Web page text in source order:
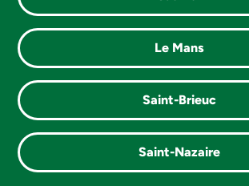
Le Mans
Saint-Brieuc
Saint-Nazaire